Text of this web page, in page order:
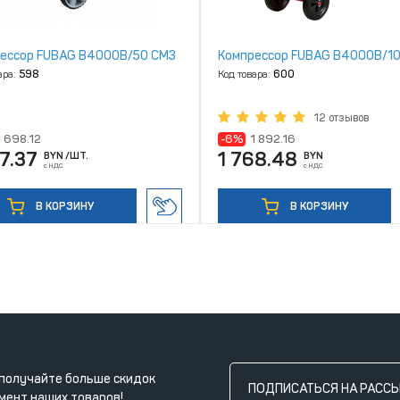
FUBAG B4000B/50 СМ3
598
698.12
BYN /ШТ.
с НДС
В КОРЗИНУ
Компрессор FUBAG B4000B/
Код товара: 600
12 отзывов
-6% 1 892.16
1 768.48 BYN
с НДС
В КОРЗИНУ
больше скидок
ПОДПИСАТЬСЯ НА